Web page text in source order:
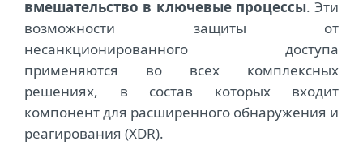
вмешательство в ключевые процессы. Эти
возможности защиты от
несанкционированного доступа
применяются во всех комплексных
решениях, в состав которых входит
компонент для расширенного обнаружения и
реагирования (XDR).